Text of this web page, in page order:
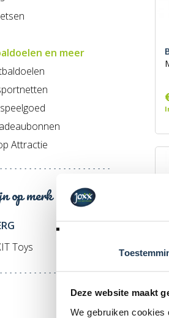
Deze website maakt
We gebruiken
en meer
Attractie
op merk
Toys